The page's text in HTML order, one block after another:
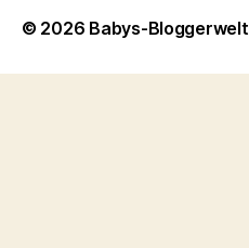
© 2026 Babys-Bloggerwelt